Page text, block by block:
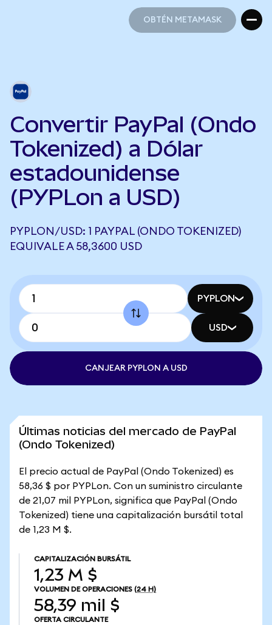
OBTÉN METAMASK
Convertir PayPal (Ondo
Tokenized) a Dólar
estadounidense
(PYPLon a USD)
PYPLON/USD: 1 PAYPAL (ONDO TOKENIZED)
EQUIVALE A 58,3600 USD
PYPLON
USD
CANJEAR PYPLON A USD
Últimas noticias del mercado de PayPal
(Ondo Tokenized)
El precio actual de PayPal (Ondo Tokenized) es
58,36 $ por PYPLon. Con un suministro circulante
de 21,07 mil PYPLon, significa que PayPal (Ondo
Tokenized) tiene una capitalización bursátil total
de 1,23 M $.
CAPITALIZACIÓN BURSÁTIL
1,23 M $
VOLUMEN DE OPERACIONES (24 H)
58,39 mil $
OFERTA CIRCULANTE